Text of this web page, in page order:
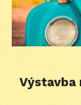
Výstavba